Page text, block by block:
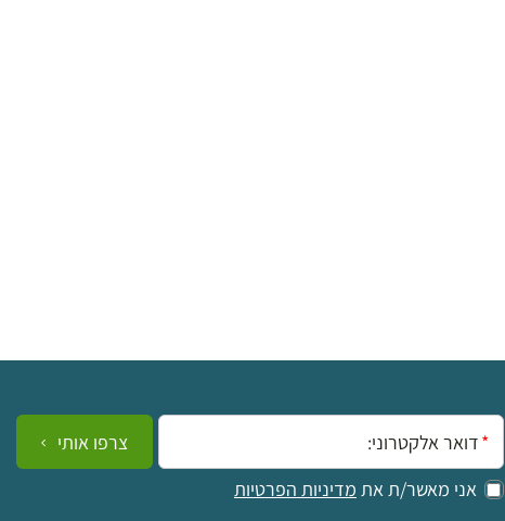
אימייל:
אני מאשר/ת את מדיניות הפרטיות
צרפו אותי